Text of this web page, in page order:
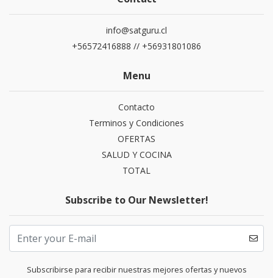
info@satguru.cl
+56572416888 // +56931801086
Menu
Contacto
Terminos y Condiciones
OFERTAS
SALUD Y COCINA
TOTAL
Subscribe to Our Newsletter!
Subscribirse para recibir nuestras mejores ofertas y nuevos